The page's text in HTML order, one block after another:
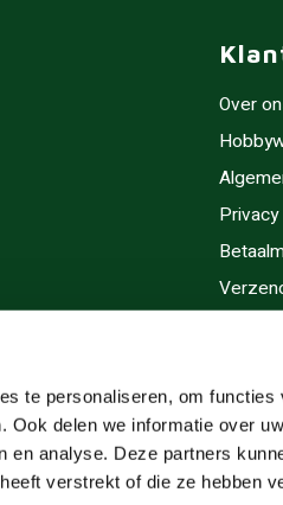
te personaliseren, om functies
Ook delen we informatie over
analyse. Deze partners
verstrekt of die ze hebben
Over
Inlijsten